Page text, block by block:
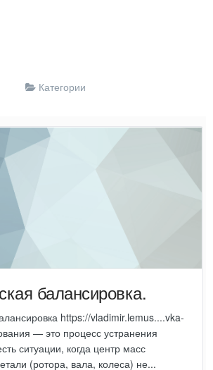
Категории
балансировка.
https://vladimir.lemus....vka-
— это процесс устранения
ситуации, когда центр масс
(ротора, вала, колеса) не...